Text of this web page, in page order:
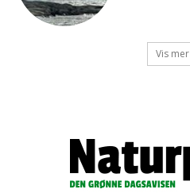
Vis mer